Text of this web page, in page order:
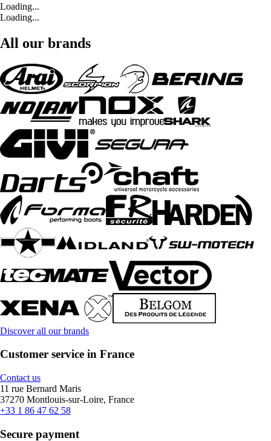
Loading...
Loading...
All our brands
Discover all our brands
Customer service in France
Contact us
11 rue Bernard Maris
37270 Montlouis-sur-Loire, France
+33 1 86 47 62 58
Secure payment